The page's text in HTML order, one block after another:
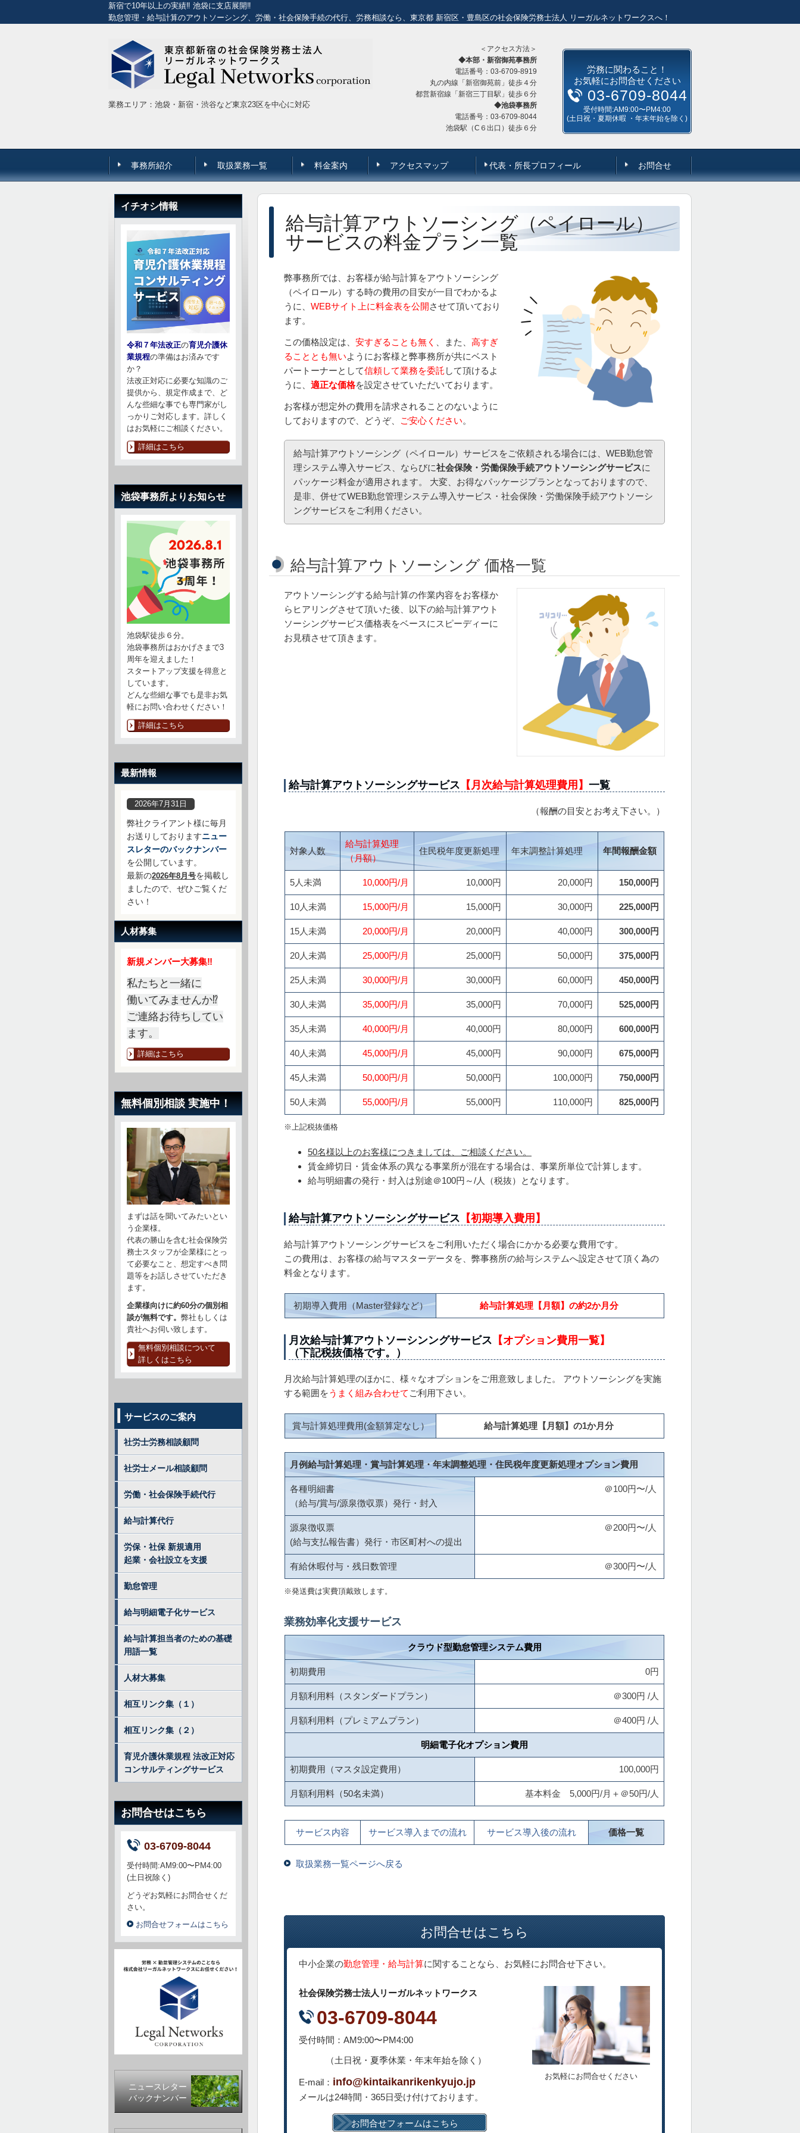
新宿で10年以上の実績‼ 池袋に支店展開‼
勤怠管理・給与計算のアウトソーシング、労働・社会保険手続の代行、労務相談なら、東京都 新宿区・豊島区の社会保険労務士法人 リーガルネットワークスへ！
業務エリア：池袋・新宿・渋谷など東京23区を中心に対応
＜アクセス方法＞
◆本部・新宿御苑事務所
電話番号：03-6709-8919
丸の内線「新宿御苑前」徒歩４分
都営新宿線「新宿三丁目駅」徒歩６分
◆池袋事務所
電話番号：03-6709-8044
池袋駅（C６出口）徒歩６分
労務に関わること！
お気軽にお問合せください
03-6709-8044
受付時間:AM9:00〜PM4:00
(土日祝・夏期休暇 ・年末年始を除く)
事務所紹介 取扱業務一覧 料金案内 アクセスマップ 代表・所長プロフィール お問合せ
給与計算アウトソーシング（ペイロール）
サービスの料金プラン一覧
弊事務所では、お客様が給与計算をアウトソーシング
（ペイロール）する時の費用の目安が一目でわかるよ
うに、 WEBサイト上に料金表を公開させて頂いており
ます。
この価格設定は、 安すぎることも無く 、また、 高すぎ
ることとも無いようにお客様と弊事務所が共にベスト
パートーナーとして信頼して業務を委託 して頂けるよ
うに、 適正な価格を設定させていただいております。
お客様が想定外の費用を請求されることのないように
しておりますので、どうぞ、
ご安心ください。
給与計算アウトソーシング（ペイロール）サービスをご依頼される場合には、WEB勤怠管
理システム導入サービス、ならびに社会保険・労働保険手続アウトソーシングサービスに
パッケージ料金が適用されます。 大変、お得なパッケージプランとなっておりますので、
是非、併せてWEB勤怠管理システム導入サービス・社会保険・労働保険手続アウトソーシ
ングサービスをご利用ください。
給与計算アウトソーシング 価格一覧
アウトソーシングする給与計算の作業内容をお客様か
らヒアリングさせて頂いた後、以下の給与計算アウト
ソーシングサービス価格表をベースにスピーディーに
お見積させて頂きます。
給与計算アウトソーシングサービス 【月次給与計算処理費用】 一覧
（報酬の目安とお考え下さい。）
対象人数
給与計算処理
（月額）
住民税年度更新処理 年末調整計算処理 年間報酬金額
5人未満 10,000円/月 10,000円 20,000円 150,000円
10人未満 15,000円/月 15,000円 30,000円 225,000円
15人未満 20,000円/月 20,000円 40,000円 300,000円
20人未満 25,000円/月 25,000円 50,000円 375,000円
25人未満 30,000円/月 30,000円 60,000円 450,000円
30人未満 35,000円/月 35,000円 70,000円 525,000円
35人未満 40,000円/月 40,000円 80,000円 600,000円
40人未満 45,000円/月 45,000円 90,000円 675,000円
45人未満 50,000円/月 50,000円 100,000円 750,000円
50人未満 55,000円/月 55,000円 110,000円 825,000円
※上記税抜価格
50名様以上のお客様につきましては、ご相談ください。
賃金締切日・賃金体系の異なる事業所が混在する場合は、事業所単位で計算します。
給与明細書の発行・封入は別途＠100円～/人（税抜）となります。
給与計算アウトソーシングサービス 【初期導入費用】
給与計算アウトソーシングサービスをご利用いただく場合にかかる必要な費用です。
この費用は、お客様の給与マスターデータを、弊事務所の給与システムへ設定させて頂く為の
料金となります。
初期導入費用（Master登録など） 給与計算処理【月額】の約2か月分
月次給与計算アウトソーシンングサービス 【オプション費用一覧】
（下記税抜価格です。）
月次給与計算処理のほかに、様々なオプションをご用意致しました。 アウトソーシングを実施
する範囲をうまく組み合わせて ご利用下さい。
賞与計算処理費用(金額算定なし） 給与計算処理【月額】の1か月分
月例給与計算処理・賞与計算処理・年末調整処理・住民税年度更新処理オプション費用
各種明細書
（給与/賞与/源泉徴収票）発行・封入
＠100円〜/人
源泉徴収票
(給与支払報告書）発行・市区町村への提出
＠200円〜/人
有給休暇付与・残日数管理 ＠300円〜/人
※発送費は実費頂戴致します。
業務効率化支援サービス
クラウド型勤怠管理システム費用
初期費用 0円
月額利用料（スタンダードプラン） ＠300円 /人
月額利用料（プレミアムプラン） ＠400円 /人
明細電子化オプション費用
初期費用（マスタ設定費用） 100,000円
月額利用料（50名未満） 基本料金 5,000円/月＋＠50円/人
サービス内容 サービス導入までの流れ サービス導入後の流れ 価格一覧
取扱業務一覧ページへ戻る
お問合せはこちら
中小企業の勤怠管理・給与計算に関することなら、お気軽にお問合せ下さい。
お気軽にお問合せください
社会保険労務士法人リーガルネットワークス
03-6709-8044
受付時間：AM9:00〜PM4:00
（土日祝・夏季休業・年末年始を除く）
E-mail： info@kintaikanrikenkyujo.jp
メールは24時間・365日受け付けております。
お問合せフォームはこちら
イチオシ情報
令和７年法改正の育児介護休
業規程の準備はお済みです
か？
法改正対応に必要な知識のご
提供から、規定作成まで、ど
んな些細な事でも専門家がし
っかりご対応します。詳しく
はお気軽にご相談ください。
詳細はこちら
池袋事務所よりお知らせ
池袋駅徒歩６分。
池袋事務所はおかげさまで3
周年を迎えました！
スタートアップ支援を得意と
しています。
どんな些細な事でも是非お気
軽にお問い合わせください！
詳細はこちら
最新情報
2026年7月31日
弊社クライアント様に毎月
お送りしておりますニュー
スレターのバックナンバー
を公開しています。
最新の2026年8月号を掲載し
ましたので、ぜひご覧くだ
さい！
人材募集
新規メンバー大募集‼
私たちと一緒に
働いてみませんか⁉
ご連絡お待ちしてい
ます。
詳細はこちら
無料個別相談 実施中！
まずは話を聞いてみたいとい
う企業様。
代表の勝山を含む社会保険労
務士スタッフが企業様にとっ
て必要なこと、想定すべき問
題等をお話しさせていただき
ます。
企業様向けに約60分の個別相
談が無料です。 弊社もしくは
貴社へお伺い致します。
無料個別相談について
詳しくはこちら
サービスのご案内
社労士労務相談顧問
社労士メール相談顧問
労働・社会保険手続代行
給与計算代行
労保・社保 新規適用
起業・会社設立を支援
勤怠管理
給与明細電子化サービス
給与計算担当者のための基礎
用語一覧
人材大募集
相互リンク集（１）
相互リンク集（２）
育児介護休業規程 法改正対応
コンサルティングサービス
お問合せはこちら
03-6709-8044
受付時間:AM9:00〜PM4:00
(土日祝除く)
どうぞお気軽にお問合せくだ
さい。
お問合せフォームはこちら
ニュースレター
バックナンバー